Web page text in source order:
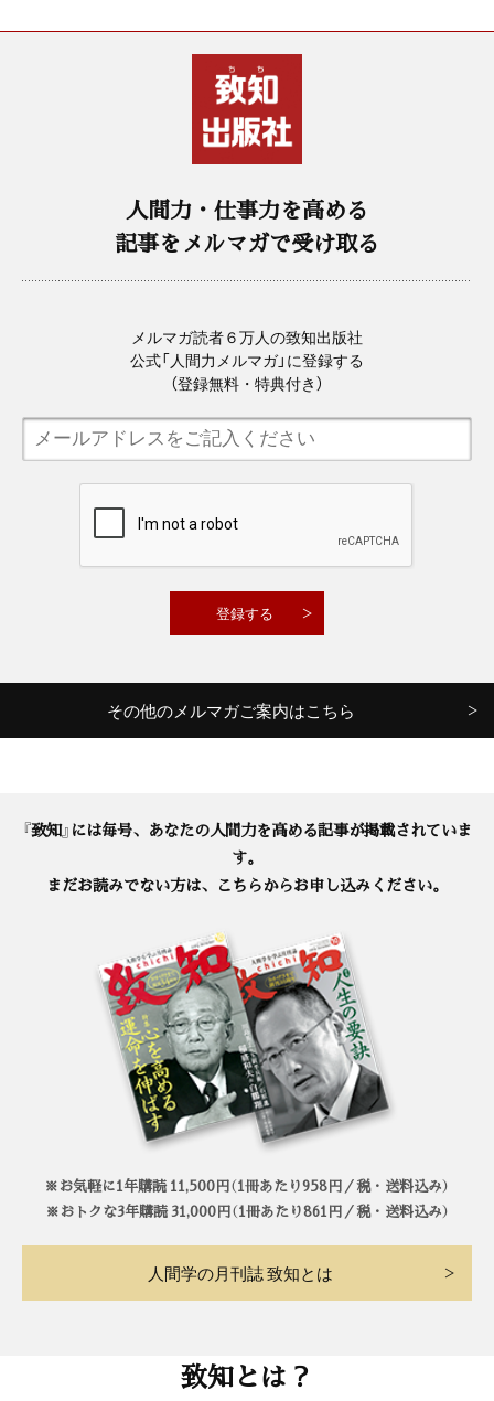
人間力・仕事力を高める
記事をメルマガで受け取る
メルマガ読者６万人の致知出版社
公式「人間力メルマガ」に登録する
（登録無料・特典付き）
その他のメルマガご案内はこちら
『致知』には毎号、あなたの人間力を高める記事が掲載されていま
す。
まだお読みでない方は、こちらからお申し込みください。
※お気軽に1年購読 11,500円（1冊あたり958円／税・送料込み）
※おトクな3年購読 31,000円（1冊あたり861円／税・送料込み）
人間学の月刊誌 致知とは
致知とは？